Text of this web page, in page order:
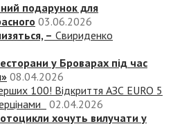
подарунок для
03.06.2026
– Свириденко
у Броварах під час
08.04.2026
100! Відкриття АЗС EURO 5
02.04.2026
хочуть вилучати у